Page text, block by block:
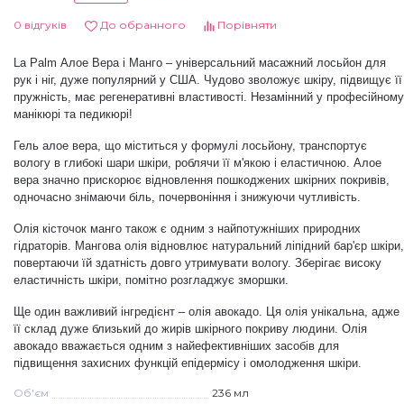
Дезінфекція та стерилізація
Декор для нігтів
Трикутники (каміфубукі)
Наклейки гнучкі лінії
Наліпки гнучкі лінії
Втирки
Бульонки
Блискітки (пісок для нігтів)
Навчання
0 відгуків До обранного Порівняти
La Palm Алое Вера і Манго –універсальний масажний лосьйон для
рук і ніг, дуже популярний у США. Чудово зволожує шкіру, підвищує її
пружність, має регенеративні властивості. Незамінний у професійному
манікюрі та педикюрі!
Гель алое вера, що міститься у формулі лосьйону, транспортує
вологу в глибокі шари шкіри, роблячи її м'якою і еластичною. Алое
вера значно прискорює відновлення пошкоджених шкірних покривів,
одночасно знімаючи біль, почервоніння і знижуючи чутливість.
Олія кісточок манго також є одним з найпотужніших природних
гідраторів. Мангова олія відновлює натуральний ліпідний бар'єр шкіри,
повертаючи їй здатність довго утримувати вологу. Зберігає високу
еластичність шкіри, помітно розгладжує зморшки.
Ще один важливий інгредієнт –олія авокадо. Ця олія унікальна, адже
її склад дуже близький до жирів шкірного покриву людини. Олія
авокадо вважається одним з найефективніших засобів для
підвищення захисних функцій епідермісу і омолодження шкіри.
Об'єм
236 мл